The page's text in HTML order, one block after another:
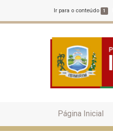
Ir para o conteúdo 1
Página Inicial